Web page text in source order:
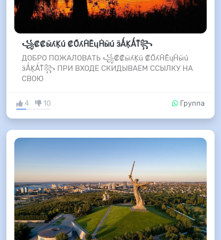
꧁₡₡ӹʎĶú ₡ŐʎĤĔɥĤӹú ӟǺĶǺŤ꧂
ДОБРО ПОЖАЛОВАТЬ ꧁₡₡ӹʎĶú ₡ŐʎĤĔɥĤӹú
ӟǺĶǺŤ꧂ ПРИ ВХОДЕ СКИДЫВАЕМ ССЫЛКУ НА
СВОЮ
4 10 Группа